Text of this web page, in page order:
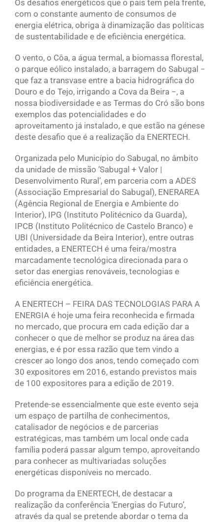
Os desafios energéticos que o país tem pela frente,
com o constante aumento de consumos de
energia elétrica, obriga à dinamização das políticas
de sustentabilidade e de eficiência energética.
O vento, o Côa, a água termal, a biomassa florestal,
o parque eólico instalado, a barragem do Sabugal −
que faz a transvase entre a bacia hidrográfica do
Douro e do Tejo, irrigando a Cova da Beira −, a
nossa biodiversidade e as Termas do Cró são bons
exemplos das potencialidades e do
aproveitamento já instalado, e que estão na génese
deste desafio que é a realização da ENERTECH.
Organizada pelo Município do Sabugal, no âmbito
da unidade de missão ‘Sabugal + Valor |
Desenvolvimento Rural’, em parceria com a ADES
(Associação Empresarial do Sabugal), ENERAREA
(Agência Regional de Energia e Ambiente do
Interior), IPG (Instituto Politécnico da Guarda),
IPCB (Instituto Politécnico de Castelo Branco) e
UBI (Universidade da Beira Interior), entre outras
entidades, a ENERTECH é uma feira/mostra
marcadamente tecnológica direcionada para o
setor das energias renováveis, tecnologias e
eficiência energética.
A ENERTECH – FEIRA DAS TECNOLOGIAS PARA A
ENERGIA é hoje uma feira reconhecida e firmada
no mercado, que procura em cada edição dar a
conhecer o que de melhor se produz na área das
energias, e é por essa razão que tem vindo a
crescer ao longo dos anos, tendo começado com
30 expositores em 2016, estando previstos mais
de 100 expositores para a edição de 2019.
Pretende-se essencialmente que este evento seja
um espaço de partilha de conhecimentos,
catalisador de negócios e de parcerias
estratégicas, mas também um local onde cada
família poderá passar algum tempo, aproveitando
para conhecer as multivariadas soluções
energéticas disponíveis no mercado.
Do programa da ENERTECH, de destacar a
realização da conferência ‘Energias do Futuro’,
através da qual se pretende abordar o tema da